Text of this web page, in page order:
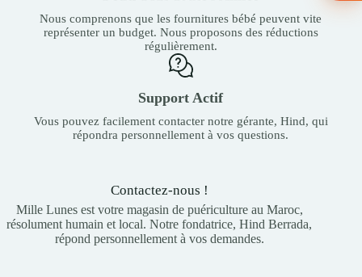
Nous comprenons que les fournitures bébé peuvent vite
représenter un budget. Nous proposons des réductions
régulièrement.
Support Actif
Vous pouvez facilement contacter notre gérante, Hind, qui
répondra personnellement à vos questions.
Contactez-nous !
Mille Lunes est votre magasin de puériculture au Maroc,
résolument humain et local. Notre fondatrice, Hind Berrada,
répond personnellement à vos demandes.